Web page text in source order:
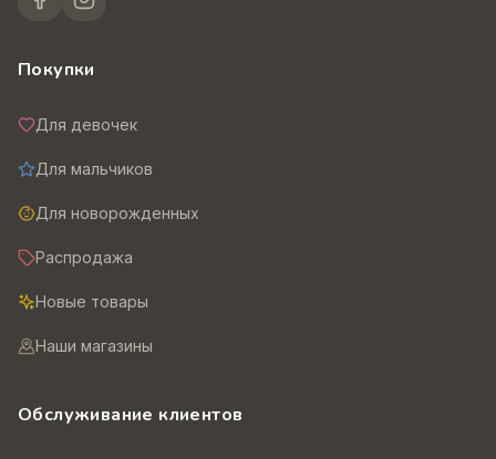
Покупки
Для девочек
Для мальчиков
Для новорожденных
Распродажа
Новые товары
Наши магазины
Обслуживание клиентов